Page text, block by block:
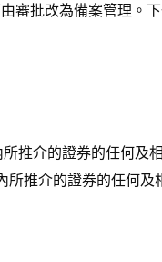
審批改為備案管理。
推介的證券的任何及
所推介的證券的任何及